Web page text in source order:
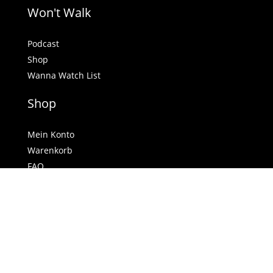
Won't Walk
Podcast
Shop
Wanna Watch List
Shop
Mein Konto
Warenkorb
FAQ